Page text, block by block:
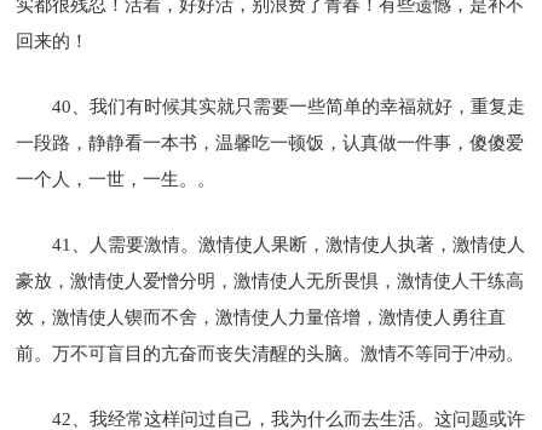
实都很残忍！活着，好好活，别浪费了青春！有些遗憾，是补不
回来的！
40、我们有时候其实就只需要一些简单的幸福就好，重复走
一段路，静静看一本书，温馨吃一顿饭，认真做一件事，傻傻爱
一个人，一世，一生。。
41、人需要激情。激情使人果断，激情使人执著，激情使人
豪放，激情使人爱憎分明，激情使人无所畏惧，激情使人干练高
效，激情使人锲而不舍，激情使人力量倍增，激情使人勇往直
前。万不可盲目的亢奋而丧失清醒的头脑。激情不等同于冲动。
42、我经常这样问过自己，我为什么而去生活。这问题或许